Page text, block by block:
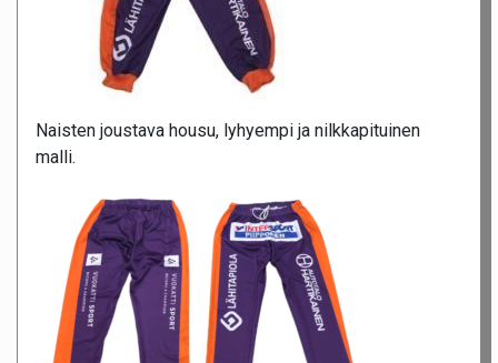
Naisten joustava housu, lyhyempi ja nilkkapituinen
malli.